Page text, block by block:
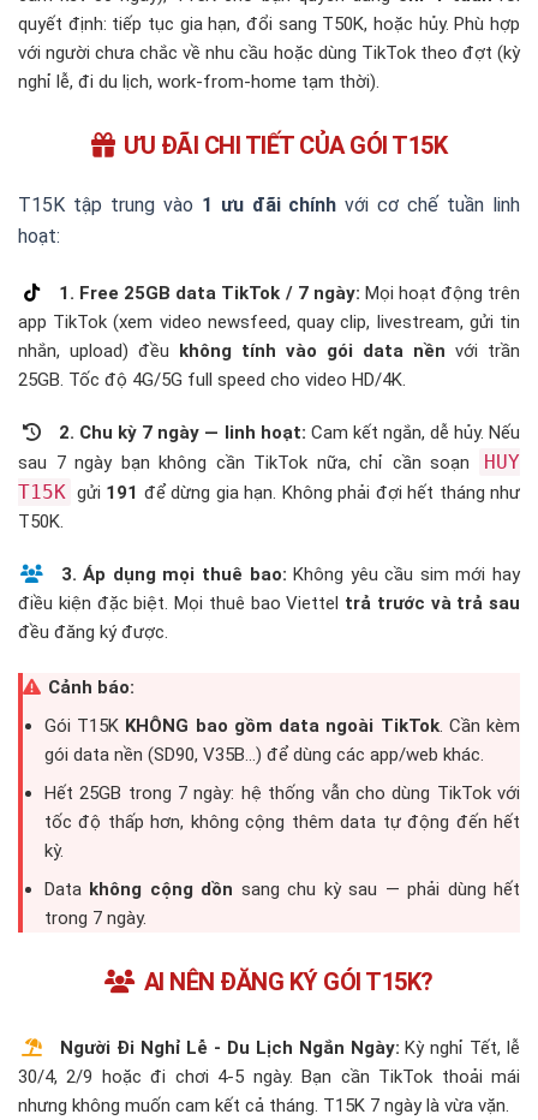
quyết định: tiếp tục gia hạn, đổi sang T50K, hoặc hủy. Phù hợp
với người chưa chắc về nhu cầu hoặc dùng TikTok theo đợt (kỳ
nghỉ lễ, đi du lịch, work-from-home tạm thời).
ƯU ĐÃI CHI TIẾT CỦA GÓI T15K
T15K tập trung vào 1 ưu đãi chính với cơ chế tuần linh
hoạt:
1. Free 25GB data TikTok / 7 ngày: Mọi hoạt động trên
app TikTok (xem video newsfeed, quay clip, livestream, gửi tin
nhắn, upload) đều không tính vào gói data nền với trần
25GB. Tốc độ 4G/5G full speed cho video HD/4K.
2. Chu kỳ 7 ngày — linh hoạt: Cam kết ngắn, dễ hủy. Nếu
sau 7 ngày bạn không cần TikTok nữa, chỉ cần soạn
HUY
T15K gửi 191 để dừng gia hạn. Không phải đợi hết tháng như
T50K.
3. Áp dụng mọi thuê bao: Không yêu cầu sim mới hay
điều kiện đặc biệt. Mọi thuê bao Viettel trả trước và trả sau
đều đăng ký được.
Cảnh báo:
Gói T15K KHÔNG bao gồm data ngoài TikTok. Cần kèm
gói data nền (SD90, V35B...) để dùng các app/web khác.
Hết 25GB trong 7 ngày: hệ thống vẫn cho dùng TikTok với
tốc độ thấp hơn, không cộng thêm data tự động đến hết
kỳ.
Data không cộng dồn sang chu kỳ sau — phải dùng hết
trong 7 ngày.
AI NÊN ĐĂNG KÝ GÓI T15K?
Người Đi Nghỉ Lễ - Du Lịch Ngắn Ngày: Kỳ nghỉ Tết, lễ
30/4, 2/9 hoặc đi chơi 4-5 ngày. Bạn cần TikTok thoải mái
nhưng không muốn cam kết cả tháng. T15K 7 ngày là vừa vặn.